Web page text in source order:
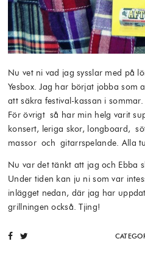
Nu vet ni vad jag sysslar med på
Yesbox. Jag har börjat jobba som
att säkra festival-kassan i sommar.
För övrigt så har min helg varit
konsert, leriga skor, longboard,
massor och gitarrspelande. Alla
Nu var det tänkt att jag och Ebba
Under tiden kan ju ni som var
inlägget nedan, där jag har
grillningen också. Tjing!